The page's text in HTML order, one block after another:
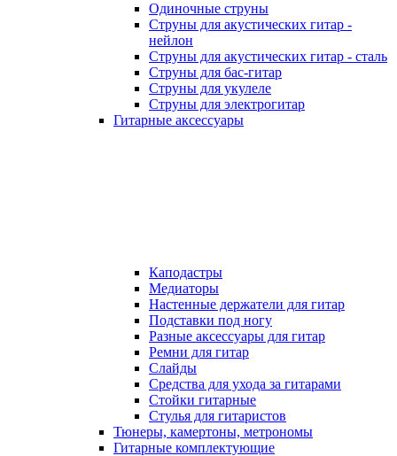
Одиночные струны
Струны для акустических гитар -
нейлон
Струны для акустических гитар - сталь
Струны для бас-гитар
Струны для укулеле
Струны для электрогитар
Гитарные аксессуары
Каподастры
Медиаторы
Настенные держатели для гитар
Подставки под ногу
Разные аксессуары для гитар
Ремни для гитар
Слайды
Средства для ухода за гитарами
Стойки гитарные
Стулья для гитаристов
Тюнеры, камертоны, метрономы
Гитарные комплектующие